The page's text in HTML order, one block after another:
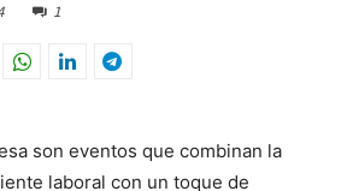
1
son eventos que combinan la
laboral con un toque de